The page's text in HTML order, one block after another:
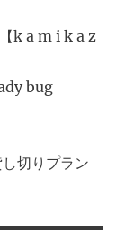
k a m i k a z
bug
切りプラン